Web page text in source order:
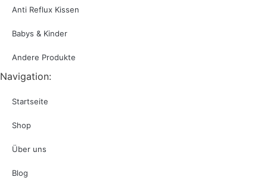
Anti Reflux Kissen
Babys & Kinder
Andere Produkte
Navigation:
Startseite
Shop
Über uns
Blog